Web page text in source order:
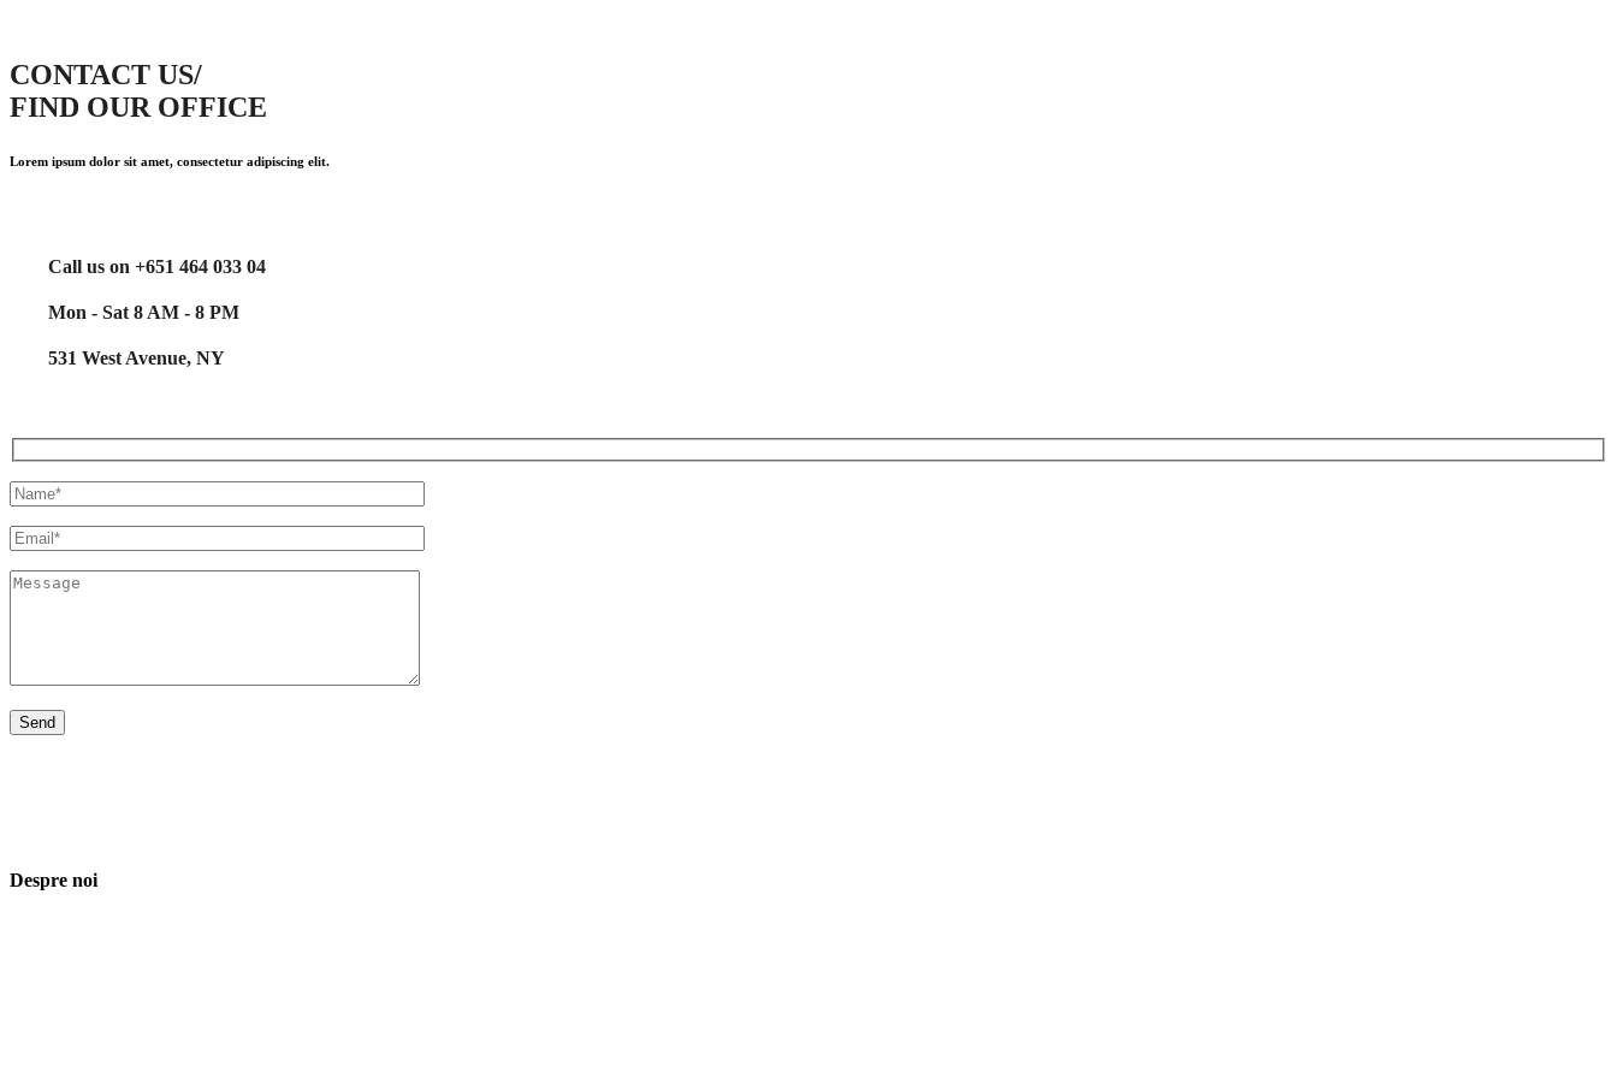
CONTACT US/
FIND OUR OFFICE
Lorem ipsum dolor sit amet, consectetur adipiscing elit.
Call us on +651 464 033 04
Mon - Sat 8 AM - 8 PM
531 West Avenue, NY
Despre noi